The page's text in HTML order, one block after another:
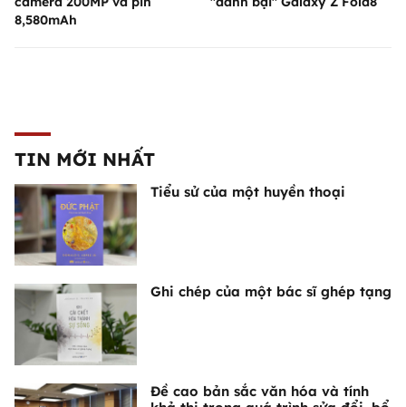
8,580mAh
TIN MỚI NHẤT
Tiểu sử của một huyền thoại
Ghi chép của một bác sĩ ghép tạng
Đề cao bản sắc văn hóa và tính